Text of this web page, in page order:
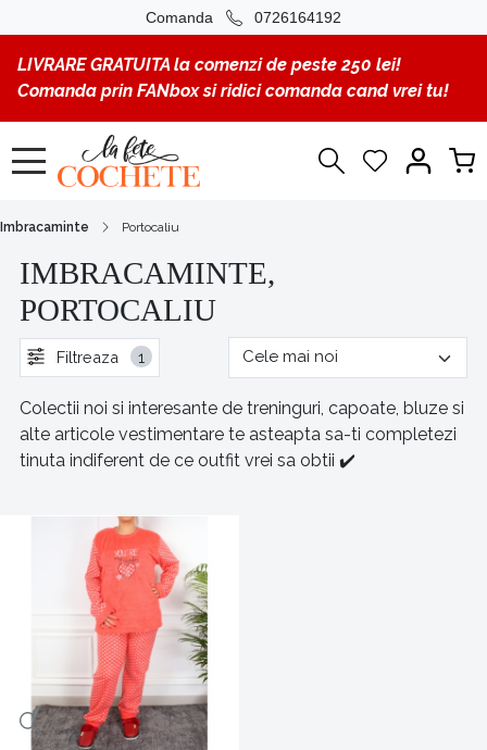
Comanda 0726164192
LIVRARE GRATUITA la comenzi de peste 250 lei!
Comanda prin FANbox si ridici comanda cand vrei tu!
Imbracaminte Portocaliu
IMBRACAMINTE,
PORTOCALIU
Filtreaza 1
Colectii noi si interesante de treninguri, capoate, bluze si
alte articole vestimentare te asteapta sa-ti completezi
tinuta indiferent de ce outfit vrei sa obtii ✔️